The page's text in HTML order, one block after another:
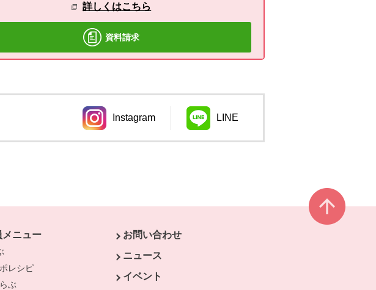
詳しくはこちら
資料請求
Instagram
別のウィンドウで開きます。
LINE
別のウィンドウで開きます。
。
す。
メニュー
レシピ
ぶ 別のウィンドウで開きます。
お問い合わせ
ニュース
イベント